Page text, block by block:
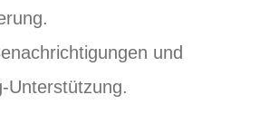
und
Unterstützung.